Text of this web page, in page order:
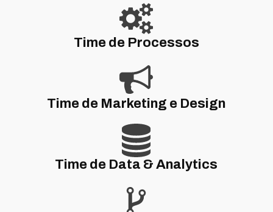
Time de Processos
Time de Marketing e Design
Time de Data & Analytics